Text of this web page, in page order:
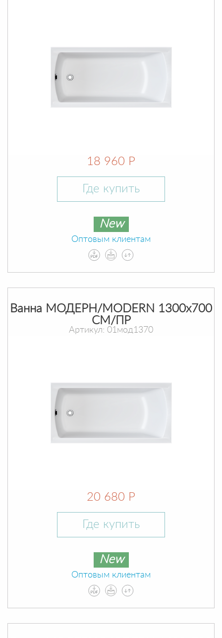
18 960 Р
Где купить
New
Оптовым клиентам
Ванна МОДЕРН/MODERN 1300х700
СМ/ПР
Артикул: 01мод1370
20 680 Р
Где купить
New
Оптовым клиентам